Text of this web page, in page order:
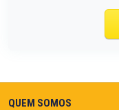
QUEM SOMOS